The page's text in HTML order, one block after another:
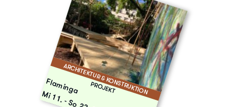
ARCHITEKTUR & KONSTRUKTION
PROJEKT
Flaminga
Mi 11.-